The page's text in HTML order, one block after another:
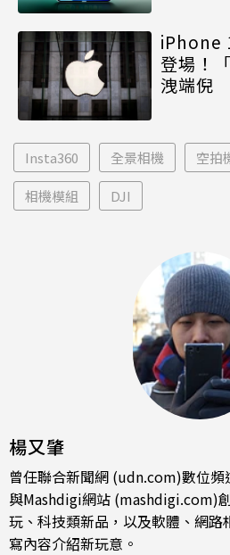
iPhone
登場！
洩端倪
Insta360 全景相機 空拍
相機模組 DJI
楊又肇
曾任聯合新聞網 (udn.com)數位
與Mashdigi網站 (mashdigi.com)
玩、科技類新品，以及軟體、網
寫內容介紹新玩意。